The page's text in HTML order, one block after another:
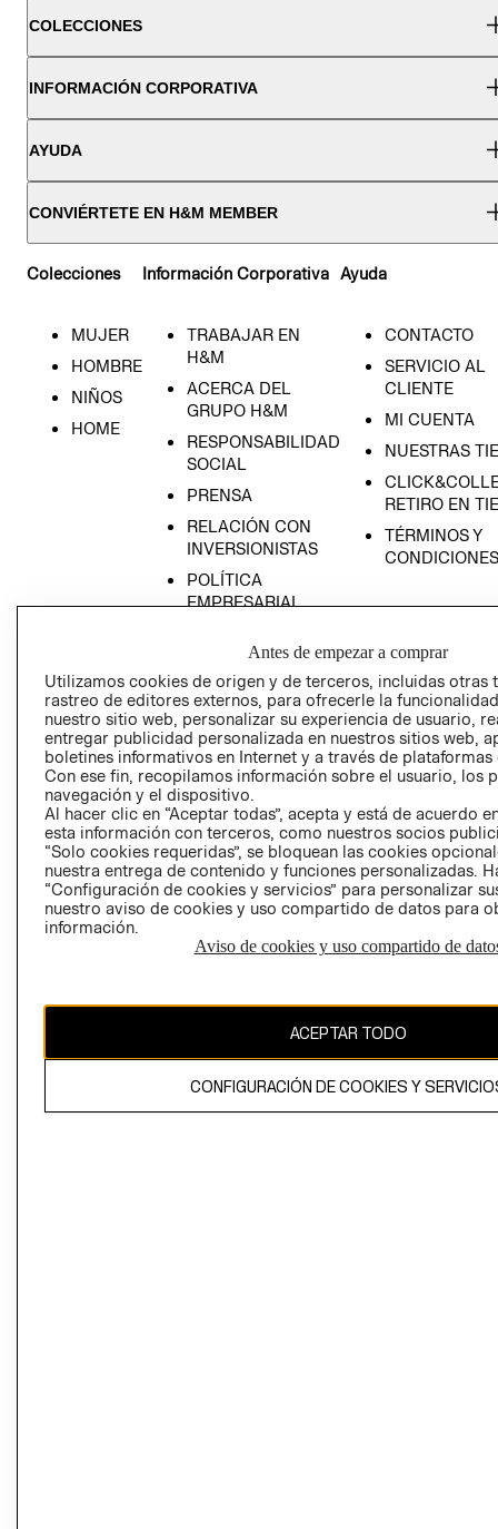
COLECCIONES
INFORMACIÓN CORPORATIVA
AYUDA
CONVIÉRTETE EN H&M MEMBER
Colecciones
MUJER
HOMBRE
NIÑOS
HOME
Información Corporativa
TRABAJAR EN
H&M
ACERCA DEL
GRUPO H&M
RESPONSABILIDAD
SOCIAL
PRENSA
RELACIÓN CON
INVERSIONISTAS
POLÍTICA
EMPRESARIAL
Ayuda
CONTACTO
SERVICIO AL
CLIENTE
MI CUENTA
NUESTRAS
RETIRO EN
TÉRMINOS Y
CONDICIONES
AVISO DE
PRIVACIDAD
GIFT CARD
El contenido de esta página web está protegido por copyright y es
Antes de empezar a comprar
Utilizamos cookies de origen y de terceros, incluidas otras
rastreo de editores externos, para ofrecerle la
nuestro sitio web, personalizar su experiencia de usuario,
entregar publicidad personalizada en nuestros sitios web,
boletines informativos en Internet y a través de plataformas
Con ese fin, recopilamos información sobre el usuario, los
navegación y el dispositivo.
Al hacer clic en “Aceptar todas”, acepta y está de acuerdo
esta información con terceros, como nuestros socios
“Solo cookies requeridas”, se bloquean las cookies
nuestra entrega de contenido y funciones personalizadas.
“Configuración de cookies y servicios” para personalizar
nuestro aviso de cookies y uso compartido de datos para
información.
Aviso de cookies y uso compartido de
ACEPTAR TODO
CONFIGURACIÓN DE COOKIES Y